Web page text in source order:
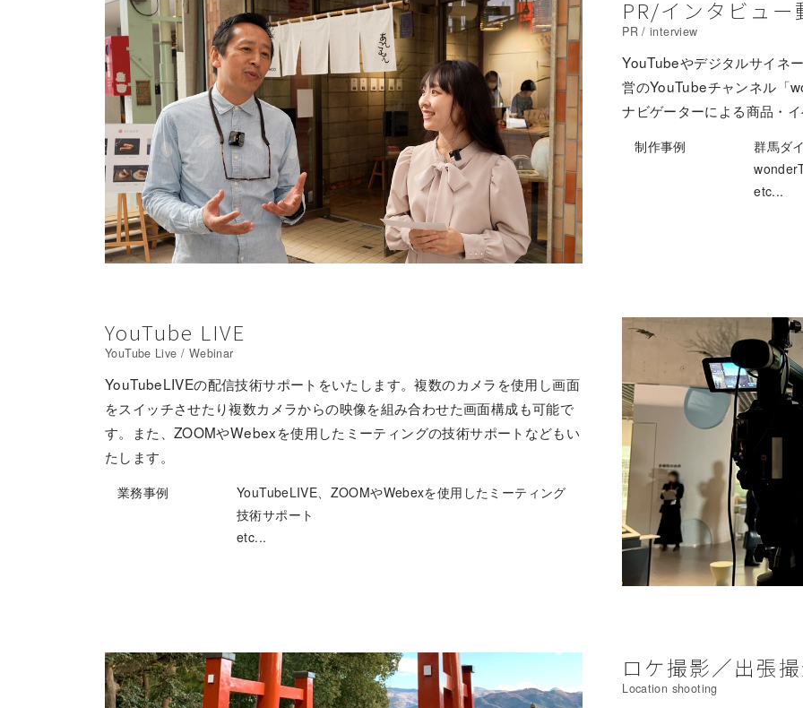
PR/インタビュー
PR / interview
YouTubeやデジタルサイネ
営のYouTubeチャンネル「
ナビゲーターによる商品・
制作事例 群馬ダ
etc...
YouTube LIVE
YouTube Live / Webinar
YouTubeLIVEの配信技術サポートをいたします。複数のカメラを使用し画面
をスイッチさせたり複数カメラからの映像を組み合わせた画面構成も可能で
す。また、ZOOMやWebexを使用したミーティングの技術サポートなどもい
たします。
業務事例
YouTubeLIVE、ZOOMやWebexを使用したミーティング
技術サポート
etc...
ロケ撮影／出張
Location shooting